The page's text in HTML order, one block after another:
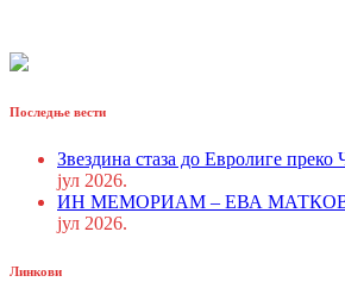
Последње вести
Звездина стаза до Евролиге
јул 2026.
ИН МЕМОРИАМ – ЕВА
јул 2026.
Линкови